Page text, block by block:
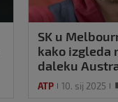
SK u
kako izgleda
daleku
ATP 10. sij 2025